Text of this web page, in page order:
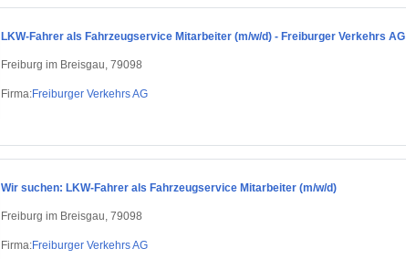
LKW-Fahrer als Fahrzeugservice Mitarbeiter (m/w/d) - Freiburger Verkehrs AG
Freiburg im Breisgau, 79098
Firma:Freiburger Verkehrs AG
Wir suchen: LKW-Fahrer als Fahrzeugservice Mitarbeiter (m/w/d)
Freiburg im Breisgau, 79098
Firma:Freiburger Verkehrs AG